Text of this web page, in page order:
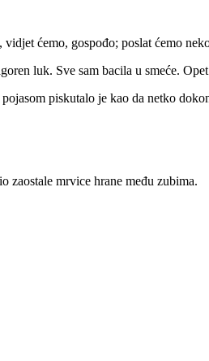
ćemo, gospođo; poslat ćemo
luk. Sve sam bacila u smeće.
piskutalo je kao da netko
zaostale mrvice hrane među zubima.